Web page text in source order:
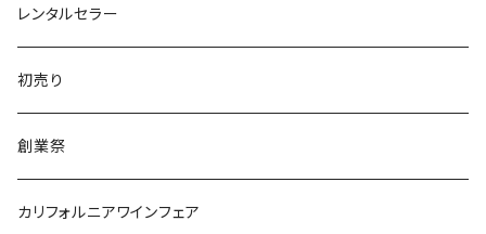
ポルトガル
レンタルセラー
初売り
創業祭
カリフォルニアワインフェア